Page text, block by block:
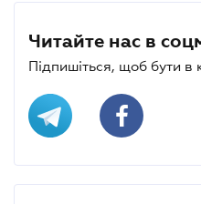
Читайте нас в
Підпишіться, щоб бути в